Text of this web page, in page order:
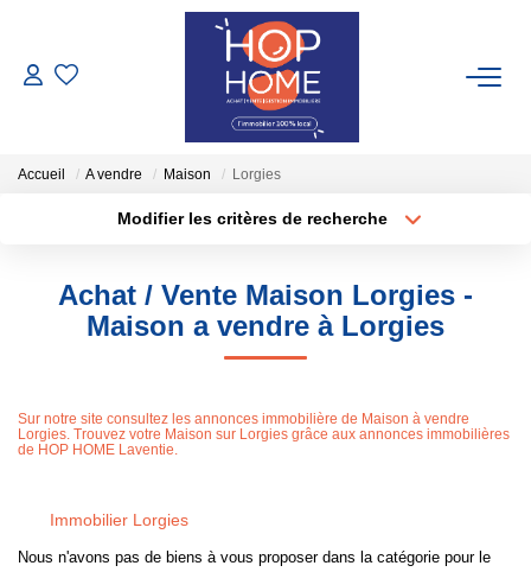
ACHETER
Nos Locations Saisonnières
TRANSACTIONS RÉALISÉES
Accueil A vendre Maison Lorgies
Modifier les critères de recherche
Sélectionnez...
Type de bien
Surface min
Créer une alerte
Achat / Vente Maison Lorgies -
Maison a vendre à Lorgies
Sur notre site consultez les annonces immobilière de Maison à vendre
Lorgies. Trouvez votre Maison sur Lorgies grâce aux annonces immobilières
de HOP HOME Laventie.
Immobilier Lorgies
Nous n'avons pas de biens à vous proposer dans la catégorie pour le